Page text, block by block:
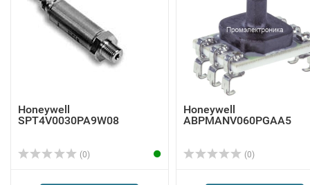
Honeywell
SPT4V0030PA9W08
(0)
Honeywell
ABPMANV060PGAA5
(0)